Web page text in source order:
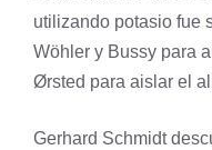
utilizando potasio fue
Wöhler y Bussy para
Ørsted para aislar el
Gerhard Schmidt